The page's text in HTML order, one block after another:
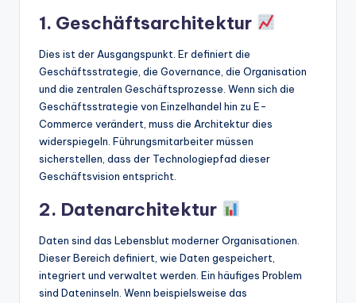
1. Geschäftsarchitektur
Dies ist der Ausgangspunkt. Er definiert die
Geschäftsstrategie, die Governance, die Organisation
und die zentralen Geschäftsprozesse. Wenn sich die
Geschäftsstrategie von Einzelhandel hin zu E-
Commerce verändert, muss die Architektur dies
widerspiegeln. Führungsmitarbeiter müssen
sicherstellen, dass der Technologiepfad dieser
Geschäftsvision entspricht.
2. Datenarchitektur
Daten sind das Lebensblut moderner Organisationen.
Dieser Bereich definiert, wie Daten gespeichert,
integriert und verwaltet werden. Ein häufiges Problem
sind Dateninseln. Wenn beispielsweise das